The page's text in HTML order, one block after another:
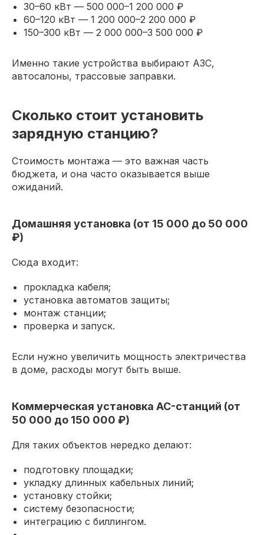
30–60 кВт — 500 000–1 200 000 ₽
60–120 кВт — 1 200 000–2 200 000 ₽
150–300 кВт — 2 000 000–3 500 000 ₽
Именно такие устройства выбирают АЗС,
автосалоны, трассовые заправки.
Сколько стоит установить
зарядную станцию?
Стоимость монтажа — это важная часть
бюджета, и она часто оказывается выше
ожиданий.
Домашняя установка (от 15 000 до 50 000
₽)
Сюда входит:
прокладка кабеля;
установка автоматов защиты;
монтаж станции;
проверка и запуск.
Если нужно увеличить мощность электричества
в доме, расходы могут быть выше.
Коммерческая установка AC-станций (от
50 000 до 150 000 ₽)
Для таких объектов нередко делают:
подготовку площадки;
укладку длинных кабельных линий;
установку стойки;
систему безопасности;
интеграцию с биллингом.